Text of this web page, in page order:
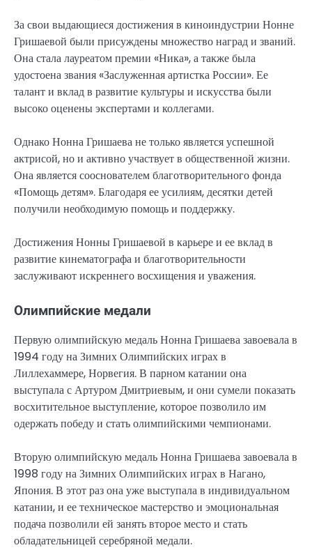
За свои выдающиеся достижения в киноиндустрии Нонне
Гришаевой были присуждены множество наград и званий.
Она стала лауреатом премии «Ника», а также была
удостоена звания «Заслуженная артистка России». Ее
талант и вклад в развитие культуры и искусства были
высоко оценены экспертами и коллегами.
Однако Нонна Гришаева не только является успешной
актрисой, но и активно участвует в общественной жизни.
Она является сооснователем благотворительного фонда
«Помощь детям». Благодаря ее усилиям, десятки детей
получили необходимую помощь и поддержку.
Достижения Нонны Гришаевой в карьере и ее вклад в
развитие кинематографа и благотворительности
заслуживают искреннего восхищения и уважения.
Олимпийские медали
Первую олимпийскую медаль Нонна Гришаева завоевала в
1994 году на Зимних Олимпийских играх в
Лиллехаммере, Норвегия. В парном катании она
выступала с Артуром Дмитриевым, и они сумели показать
восхитительное выступление, которое позволило им
одержать победу и стать олимпийскими чемпионами.
Вторую олимпийскую медаль Нонна Гришаева завоевала в
1998 году на Зимних Олимпийских играх в Нагано,
Япония. В этот раз она уже выступала в индивидуальном
катании, и ее техническое мастерство и эмоциональная
подача позволили ей занять второе место и стать
обладательницей серебряной медали.